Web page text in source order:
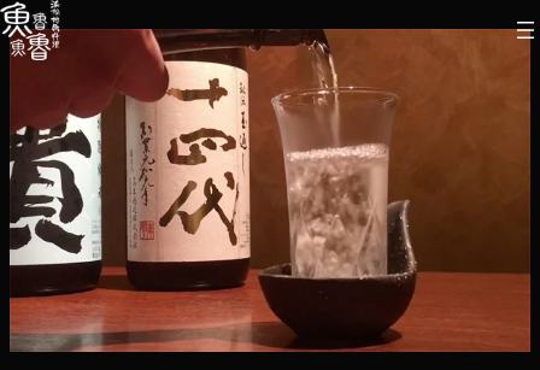
内
容
キ
ッ
プ